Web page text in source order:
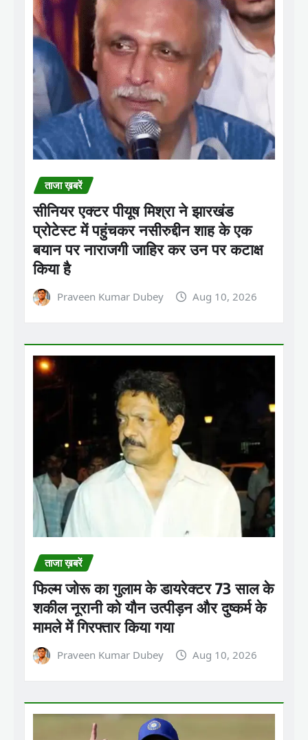
ताजा ख़बरें
सीनियर एक्टर पीयूष मिश्रा ने झारखंड
प्रोटेस्ट में पहुंचकर नसीरुद्दीन शाह के एक
बयान पर नाराजगी जाहिर कर उन पर कटाक्ष
किया है
Praveen Kumar Dubey Aug 10, 2026
ताजा ख़बरें
फिल्म जोरू का गुलाम के डायरेक्टर 73 साल के
शकील नूरानी को यौन उत्पीड़न और दुष्कर्म के
मामले में गिरफ्तार किया गया
Praveen Kumar Dubey Aug 10, 2026